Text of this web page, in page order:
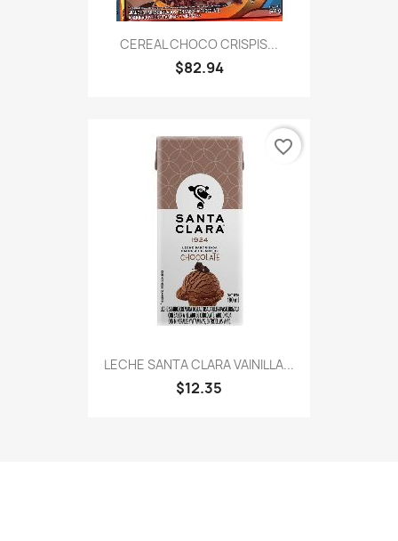
CEREAL CHOCO CRISPIS...
$82.94
LECHE SANTA CLARA VAINILLA...
$12.35
favorite_border